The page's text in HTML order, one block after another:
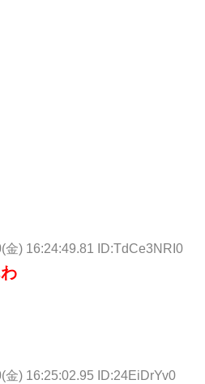
金) 16:24:49.81 ID:TdCe3NRI0
金) 16:25:02.95 ID:24EiDrYv0